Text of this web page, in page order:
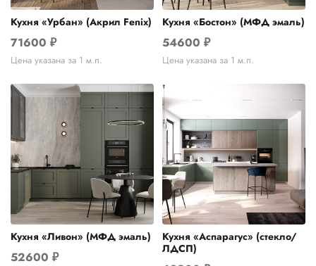
Кухня «Урбан» (Акрил Fenix)
71600 ₽
Цена указана за 1 м.п.
Кухня «Бостон» (МФД эмаль)
54600 ₽
Цена указана за 1 м.п.
Кухня «Ливон» (МФД эмаль)
52600 ₽
Кухня «Аспарагус» (стекло/
ЛДСП)